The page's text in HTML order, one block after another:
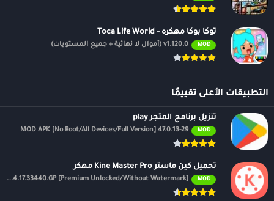
توكا بوكا مهكره – Toca Life World
MOD v1.120.0 (أموال لا نهائية + جميع المستويات)
التطبيقات الأعلى تقييمًا
تنزيل برنامج المتجر play
MOD
47.0.13-29 MOD APK [No Root/All Devices/Full Version]
تحميل كين ماستر Kine Master Pro مهكر
MOD
APK v7.4.17.33440.GP [Premium Unlocked/Without Watermark]